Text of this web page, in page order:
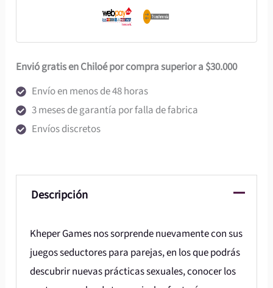
Envió gratis en Chiloé por compra superior a $30.000
Envío en menos de 48 horas
3 meses de garantía por falla de fabrica
Envíos discretos
Descripción
Kheper Games nos sorprende nuevamente con sus
juegos seductores para parejas, en los que podrás
descubrir nuevas prácticas sexuales, conocer los